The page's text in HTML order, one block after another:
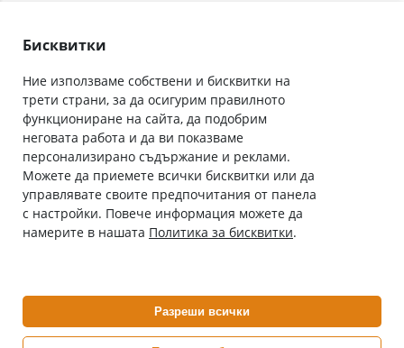
Общи условия
Абонирай се за нашия бюлетин
С абонамента се съгласявам сПолитиката за лични данни.
Онлайн аптека, част от аптеки „Ванчева“
ePharm е лицензирана онлайн аптека от
Изпълнителна Агенция по Лекарствата
Бисквитки
Ние използваме собствени и бисквитки на
трети страни, за да осигурим правилното
функциониране на сайта, да подобрим
неговата работа и да ви показваме
персонализирано съдържание и реклами.
Можете да приемете всички бисквитки или да
управлявате своите предпочитания от панела
с настройки. Повече информация можете да
намерите в нашата Политика за бисквитки.
Разреши всички